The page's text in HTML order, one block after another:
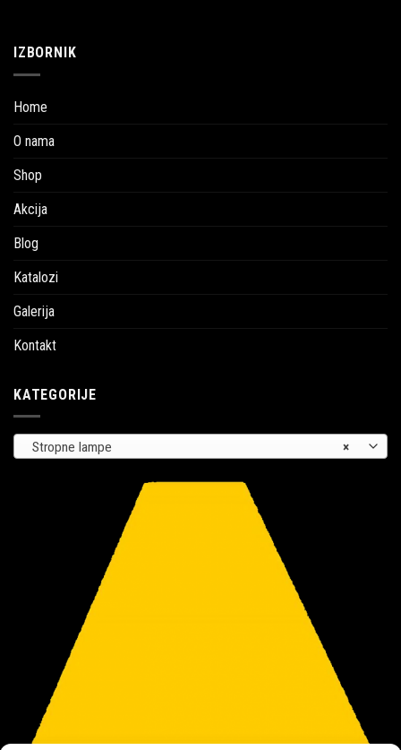
IZBORNIK
Home
O nama
Shop
Akcija
Blog
Katalozi
Galerija
Kontakt
KATEGORIJE
×
Stropne lampe